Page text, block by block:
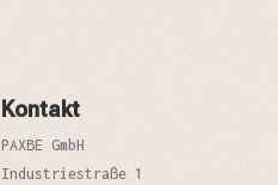
Kontakt
PAXBE GmbH
Industriestraße 1